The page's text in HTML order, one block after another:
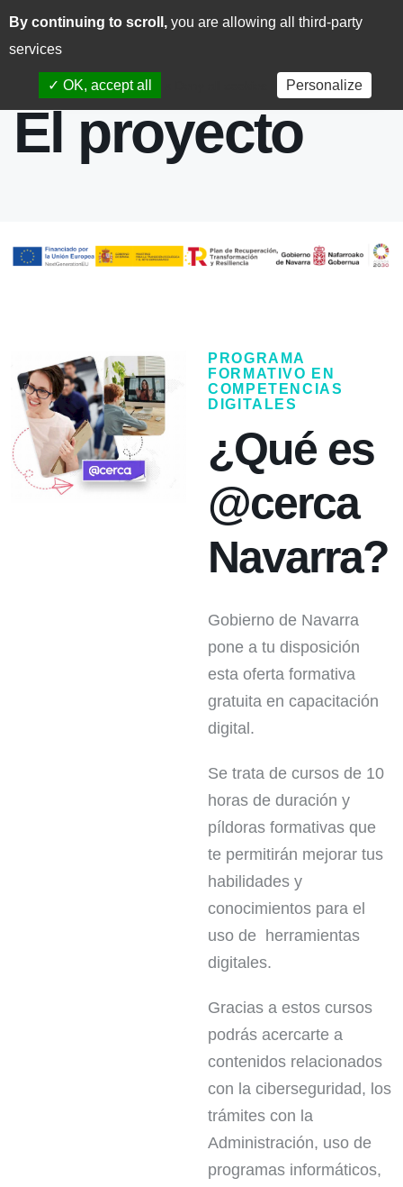
CASEUS
El proyecto
PROGRAMA
FORMATIVO EN
COMPETENCIAS
DIGITALES
¿Qué es
@cerca
Navarra?
Gobierno de Navarra
pone a tu disposición
esta oferta formativa
gratuita en capacitación
digital.
Se trata de cursos de 10
horas de duración y
píldoras formativas que
te permitirán mejorar tus
habilidades y
conocimientos para el
uso de
herramientas
digitales.
Gracias a estos cursos
podrás acercarte a
contenidos relacionados
con la ciberseguridad, los
trámites con la
Administración, uso de
programas informáticos,
By continuing to scroll, you are allowing all third-party
services
✓ OK, accept all Personalize